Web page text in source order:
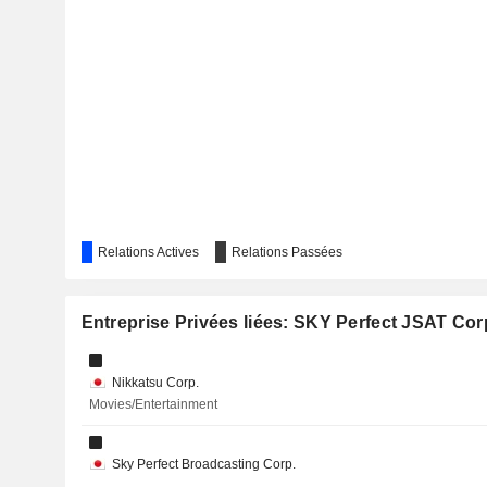
Relations Actives Relations Passées
Entreprise Privées liées: SKY Perfect JSAT
Nikkatsu Corp.
Movies/Entertainment
Sky Perfect Broadcasting Corp.